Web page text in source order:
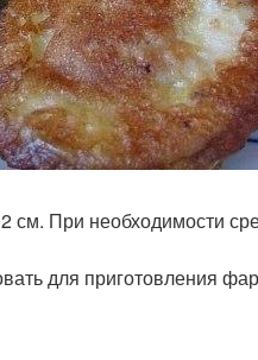
см. При необходимости
для приготовления